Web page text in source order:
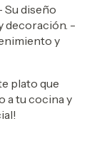
Su diseño
decoración. -
y
plato que
a tu cocina y